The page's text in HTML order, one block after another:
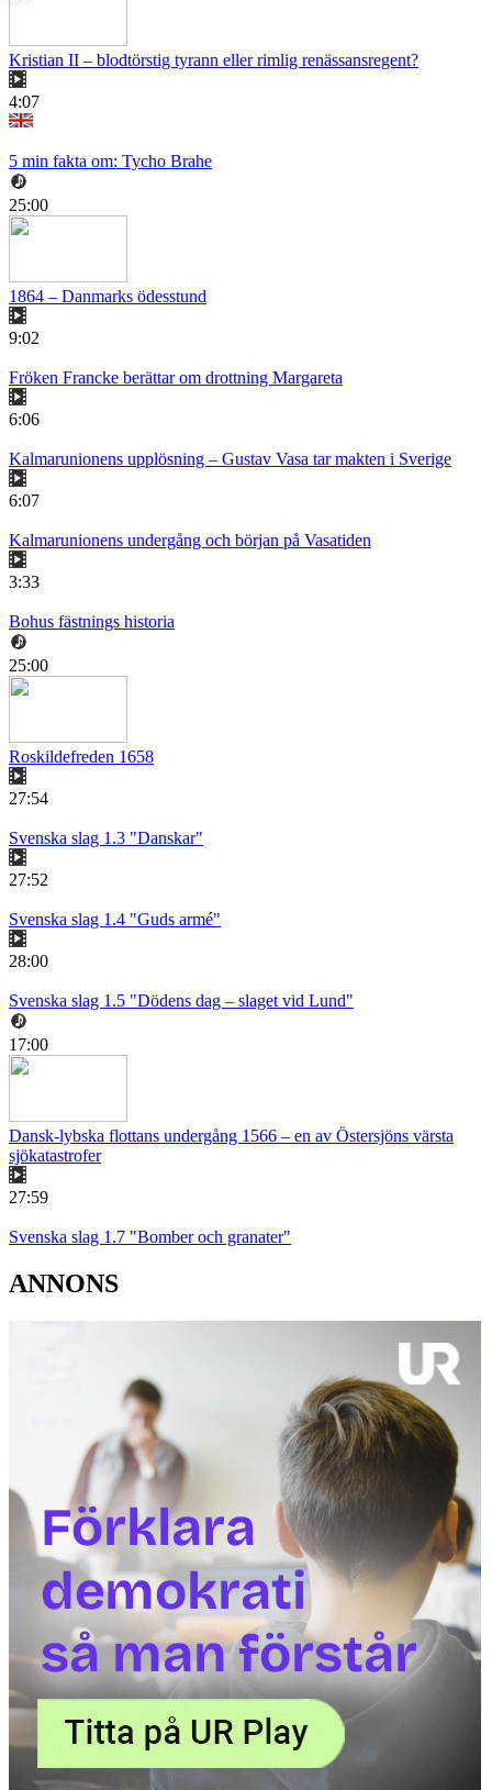
Kristian II – blodtörstig tyrann eller rimlig renässansregent?
4:07
5 min fakta om: Tycho Brahe
25:00
1864 – Danmarks ödesstund
9:02
Fröken Francke berättar om drottning Margareta
6:06
Kalmarunionens upplösning – Gustav Vasa tar makten i Sverige
6:07
Kalmarunionens undergång och början på Vasatiden
3:33
Bohus fästnings historia
25:00
Roskildefreden 1658
27:54
Svenska slag 1.3 "Danskar"
27:52
Svenska slag 1.4 "Guds armé"
28:00
Svenska slag 1.5 "Dödens dag – slaget vid Lund"
17:00
Dansk-lybska flottans undergång 1566 – en av Östersjöns värsta
sjökatastrofer
27:59
Svenska slag 1.7 "Bomber och granater"
ANNONS